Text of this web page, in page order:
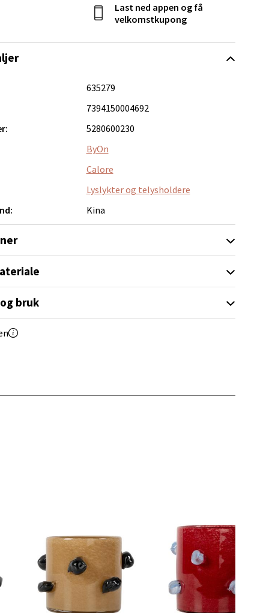
Last ned appen og få
velkomstkupong
635279
7394150004692
5280600230
ByOn
Calore
Lyslykter og telysholdere
Kina
bruk